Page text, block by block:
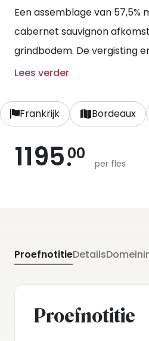
Een assemblage van 57,5%
cabernet sauvignon
grindbodem. De vergisting
eikenhouten vaten, waarvan
Lees verder
Frankrijk Bordeaux
1195 00
per fles
ProefnotitieDetails
Proefnotitie